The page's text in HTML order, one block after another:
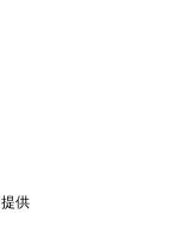
提供